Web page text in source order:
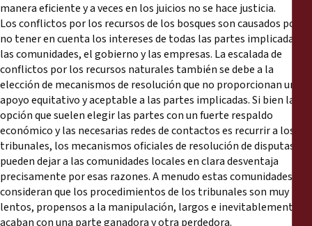
manera eficiente y a veces en los juicios no se hace justicia.
Los conflictos por los recursos de los bosques son causados por
no tener en cuenta los intereses de todas las partes implicadas:
las comunidades, el gobierno y las empresas. La escalada de
conflictos por los recursos naturales también se debe a la
elección de mecanismos de resolución que no proporcionan un
apoyo equitativo y aceptable a las partes implicadas. Si bien la
opción que suelen elegir las partes con un fuerte respaldo
económico y las necesarias redes de contactos es recurrir a los
tribunales, los mecanismos oficiales de resolución de disputas
pueden dejar a las comunidades locales en clara desventaja
precisamente por esas razones. A menudo estas comunidades
consideran que los procedimientos de los tribunales son muy
lentos, propensos a la manipulación, largos e inevitablemente
acaban con una parte ganadora y otra perdedora.